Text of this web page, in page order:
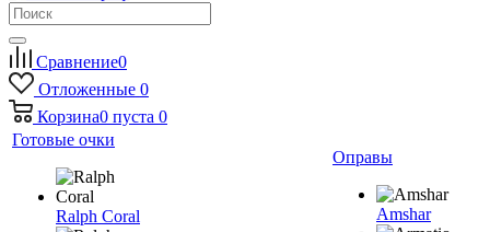
Сравнение0
Отложенные 0
Корзина0 пуста 0
Готовые очки
Ralph Coral
Оправы
Amshar